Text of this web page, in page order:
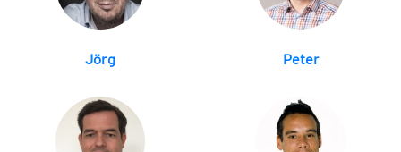
Jörg Peter